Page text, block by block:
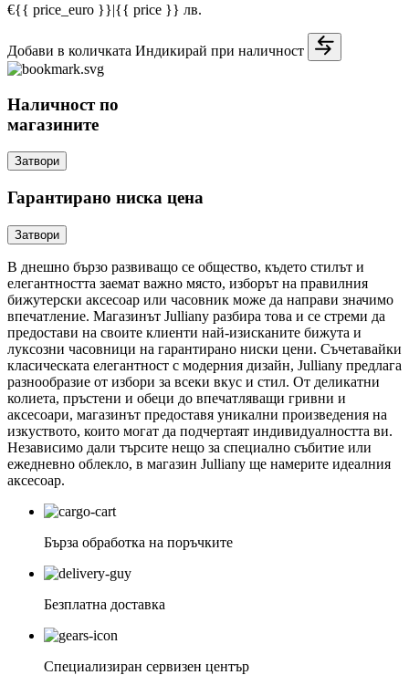
€{{ price_euro }}|{{ price }} лв.
Добави в количката Индикирай при наличност
Наличност по
магазините
Затвори
Гарантирано ниска цена
Затвори
В днешно бързо развиващо се общество, където стилът и
елегантността заемат важно място, изборът на правилния
бижутерски аксесоар или часовник може да направи значимо
впечатление. Магазинът Julliany разбира това и се стреми да
предостави на своите клиенти най-изисканите бижута и
луксозни часовници на гарантирано ниски цени. Съчетавайки
класическата елегантност с модерния дизайн, Julliany предлага
разнообразие от избори за всеки вкус и стил. От деликатни
колиета, пръстени и обеци до впечатляващи гривни и
аксесоари, магазинът предоставя уникални произведения на
изкуството, които могат да подчертаят индивидуалността ви.
Независимо дали търсите нещо за специално събитие или
ежедневно облекло, в магазин Julliany ще намерите идеалния
аксесоар.
Бърза обработка на поръчките
Безплатна доставка
Специализиран сервизен център